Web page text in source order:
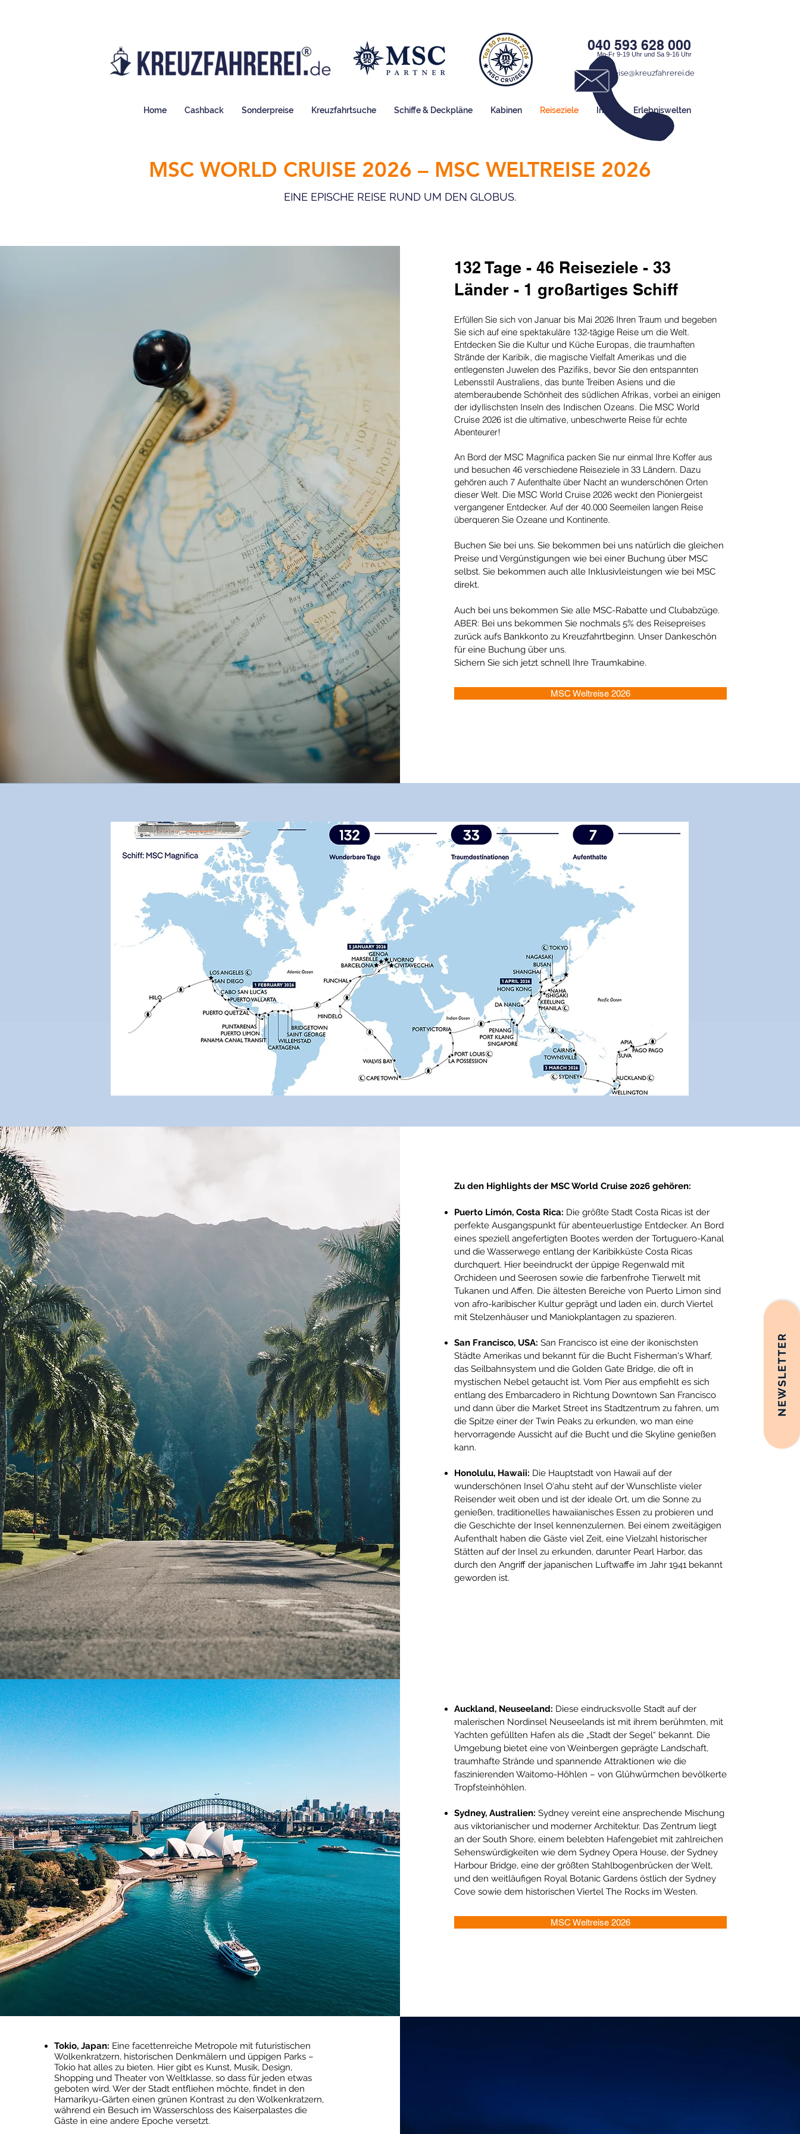
040 593 628 000
Mo-Fr 9-19 Uhr und Sa 9-16 Uhr
traumreise@kreuzfahrerei.de
Home Cashback Sonderpreise Kreuzfahrtsuche Schiffe & Deckpläne Kabinen Reiseziele Infos Erlebniswelten
NEWSLETTER
MSC WORLD CRUISE 2026 – MSC WELTREISE 2026
EINE EPISCHE REISE RUND UM DEN GLOBUS.
132 Tage - 46 Reiseziele - 33
Länder - 1 großartiges Schiff
Erfüllen Sie sich von Januar bis Mai 2026 Ihren Traum und begeben
Sie sich auf eine spektakuläre 132-tägige Reise um die Welt.
Entdecken Sie die Kultur und Küche Europas, die traumhaften
Strände der Karibik, die magische Vielfalt Amerikas und die
entlegensten Juwelen des Pazifiks, bevor Sie den entspannten
Lebensstil Australiens, das bunte Treiben Asiens und die
atemberaubende Schönheit des südlichen Afrikas, vorbei an einigen
der idyllischsten Inseln des Indischen Ozeans. Die MSC World
Cruise 2026 ist die ultimative, unbeschwerte Reise für echte
Abenteurer!
An Bord der MSC Magnifica packen Sie nur einmal Ihre Koffer aus
und besuchen 46 verschiedene Reiseziele in 33 Ländern. Dazu
gehören auch 7 Aufenthalte über Nacht an wunderschönen Orten
dieser Welt. Die MSC World Cruise 2026 weckt den Pioniergeist
vergangener Entdecker. Auf der 40.000 Seemeilen langen Reise
überqueren Sie Ozeane und Kontinente.
Buchen Sie bei uns. Sie bekommen bei uns natürlich die gleichen
Preise und Vergünstigungen wie bei einer Buchung über MSC
selbst. Sie bekommen auch alle Inklusivleistungen wie bei MSC
direkt.
Auch bei uns bekommen Sie alle MSC-Rabatte und Clubabzüge.
ABER: Bei uns bekommen Sie nochmals 5% des Reisepreises
zurück aufs Bankkonto zu Kreuzfahrtbeginn. Unser Dankeschön
für eine Buchung über uns.
Sichern Sie sich jetzt schnell Ihre Traumkabine.
MSC Weltreise 2026
Zu den Highlights der MSC World Cruise 2026 gehören:
Puerto Limón, Costa Rica: Die größte Stadt Costa Ricas ist der
perfekte Ausgangspunkt für abenteuerlustige Entdecker. An Bord
eines speziell angefertigten Bootes werden der Tortuguero-Kanal
und die Wasserwege entlang der Karibikküste Costa Ricas
durchquert. Hier beeindruckt der üppige Regenwald mit
Orchideen und Seerosen sowie die farbenfrohe Tierwelt mit
Tukanen und Affen. Die ältesten Bereiche von Puerto Limon sind
von afro-karibischer Kultur geprägt und laden ein, durch Viertel
mit Stelzenhäuser und Maniokplantagen zu spazieren.
San Francisco, USA: San Francisco ist eine der ikonischsten
Städte Amerikas und bekannt für die Bucht Fisherman's Wharf,
das Seilbahnsystem und die Golden Gate Bridge, die oft in
mystischen Nebel getaucht ist. Vom Pier aus empfiehlt es sich
entlang des Embarcadero in Richtung Downtown San Francisco
und dann über die Market Street ins Stadtzentrum zu fahren, um
die Spitze einer der Twin Peaks zu erkunden, wo man eine
hervorragende Aussicht auf die Bucht und die Skyline genießen
kann.
Honolulu, Hawaii: Die Hauptstadt von Hawaii auf der
wunderschönen Insel O‘ahu steht auf der Wunschliste vieler
Reisender weit oben und ist der ideale Ort, um die Sonne zu
genießen, traditionelles hawaiianisches Essen zu probieren und
die Geschichte der Insel kennenzulernen. Bei einem zweitägigen
Aufenthalt haben die Gäste viel Zeit, eine Vielzahl historischer
Stätten auf der Insel zu erkunden, darunter Pearl Harbor, das
durch den Angriff der japanischen Luftwaffe im Jahr 1941 bekannt
geworden ist.
Auckland, Neuseeland: Diese eindrucksvolle Stadt auf der
malerischen Nordinsel Neuseelands ist mit ihrem berühmten, mit
Yachten gefüllten Hafen als die „Stadt der Segel“ bekannt. Die
Umgebung bietet eine von Weinbergen geprägte Landschaft,
traumhafte Strände und spannende Attraktionen wie die
faszinierenden Waitomo-Höhlen – von Glühwürmchen bevölkerte
Tropfsteinhöhlen.
Sydney, Australien: Sydney vereint eine ansprechende Mischung
aus viktorianischer und moderner Architektur. Das Zentrum liegt
an der South Shore, einem belebten Hafengebiet mit zahlreichen
Sehenswürdigkeiten wie dem Sydney Opera House, der Sydney
Harbour Bridge, eine der größten Stahlbogenbrücken der Welt,
und den weitläufigen Royal Botanic Gardens östlich der Sydney
Cove sowie dem historischen Viertel The Rocks im Westen.
MSC Weltreise 2026
Tokio, Japan: Eine facettenreiche Metropole mit futuristischen
Wolkenkratzern, historischen Denkmälern und üppigen Parks –
Tokio hat alles zu bieten. Hier gibt es Kunst, Musik, Design,
Shopping und Theater von Weltklasse, so dass für jeden etwas
geboten wird. Wer der Stadt entfliehen möchte, findet in den
Hamarikyu-Gärten einen grünen Kontrast zu den Wolkenkratzern,
während ein Besuch im Wasserschloss des Kaiserpalastes die
Gäste in eine andere Epoche versetzt.